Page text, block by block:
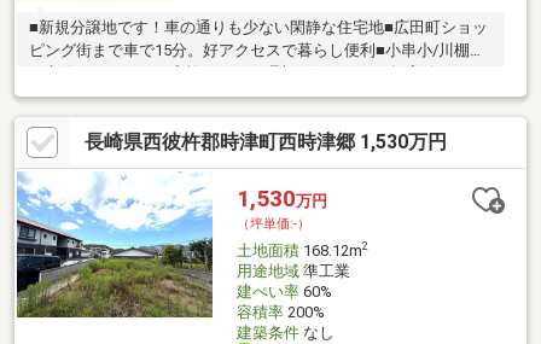
■新規分譲地です！車の通りも少ない閑静な住宅地■広田町ショッ
ピング街まで車で15分。好アクセスで暮らし便利■小串小/川棚中
～土地案内、間取りご提案、モデルハウス見学会、ライフプラン
セミナーも随時行っております♪～こんなお悩みありませんか？家
づくりの「コツ」勉強しましょう～・住宅会社の選び方が分から
ない・家づくりって何から取り組んだらいいの？・家の性能や構
造の知識がゼロ…・住宅ローンや税金、支払いに不安アリ小さな
お悩みも、一緒に解決しましょう！正しい知識を持って、賢く、
後悔しない家づくりをしましょ
長崎県西彼杵郡時津町西時津郷 1,530万円
1,530万円
（坪単価:-）
土地面積168.12m2
用途地域準工業
建ぺい率60%
容積率200%
建築条件なし